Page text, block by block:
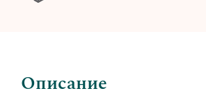
Описание